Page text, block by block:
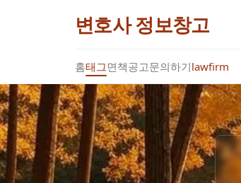
변호사 정보창고
홈태그면책공고문의하기lawfirm